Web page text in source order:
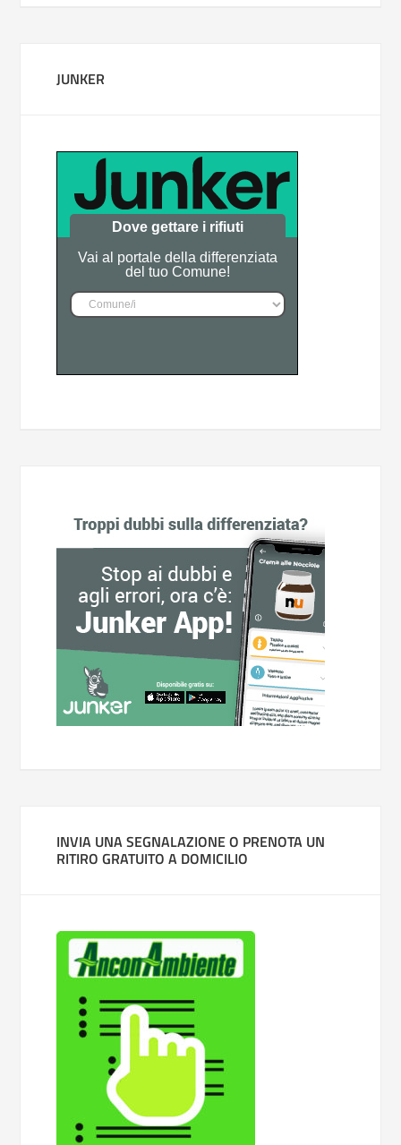
JUNKER
Dove gettare i rifiuti
Vai al portale della differenziata
del tuo Comune!
INVIA UNA SEGNALAZIONE O PRENOTA UN
RITIRO GRATUITO A DOMICILIO